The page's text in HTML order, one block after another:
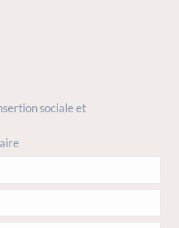
sociale et